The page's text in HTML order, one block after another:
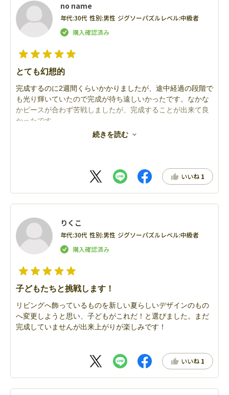
no name
年代:30代 性別:男性 ジグソーパズルレベル:中級者
とても幻想的
完成するのに2週間くらいかかりましたが、途中経過の段階で
も光り輝いていたので完成が待ち遠しいかったです。なかな
かピースが合わず苦戦しましたが、完成することが出来て良
かったです。
夜になり部屋を暗くすると、とても幻想的でした。
続きを読む
いいね 1
りくこ
年代:30代 性別:男性 ジグソーパズルレベル:中級者
子どもたちと挑戦します！
リビングへ飾っているものを新しい夏らしいデザインのもの
へ変更しようと思い、子どもがこれだ！と選びました。まだ
完成していませんが出来上がりが楽しみです！
いいね 1